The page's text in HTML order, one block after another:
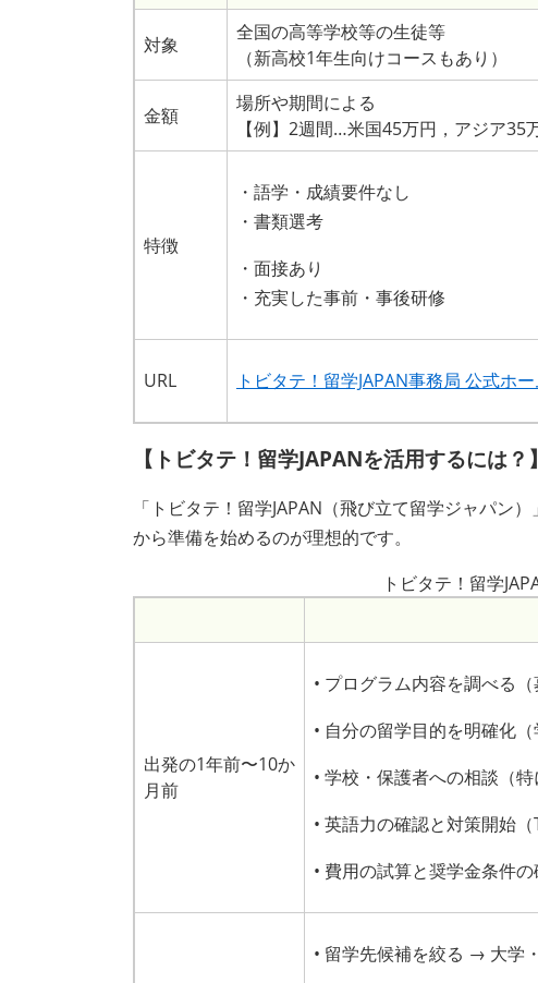
対象
​全国の高等学校等の生徒等
（新高校1年生向けコースもあり）
金額
場所や期間による
【例】2週間…米国45万円，アジア35
特徴
・語学・成績要件なし
・書類選考
・面接あり
・充実した事前・事後研修
URL トビタテ！留学JAPAN事務局 公式ホ
【トビタテ！留学JAPANを活用するには？】
「トビタテ！留学JAPAN（飛び立て留学ジャパン
から準備を始めるのが理想的です。
トビタテ！留学
出発の1年前〜10か
月前
• プログラム内容を調べる
• 自分の留学目的を明確化
• 学校・保護者への相談（
• 英語力の確認と対策開始（
• 費用の試算と奨学金条件
• 留学先候補を絞る → 大学